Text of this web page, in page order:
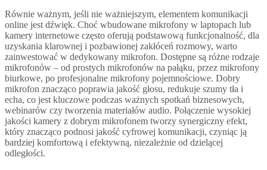
Równie ważnym, jeśli nie ważniejszym, elementem komunikacji
online jest dźwięk. Choć wbudowane mikrofony w laptopach lub
kamery internetowe często oferują podstawową funkcjonalność, dla
uzyskania klarownej i pozbawionej zakłóceń rozmowy, warto
zainwestować w dedykowany mikrofon. Dostępne są różne rodzaje
mikrofonów – od prostych mikrofonów na pałąku, przez mikrofony
biurkowe, po profesjonalne mikrofony pojemnościowe. Dobry
mikrofon znacząco poprawia jakość głosu, redukuje szumy tła i
echa, co jest kluczowe podczas ważnych spotkań biznesowych,
webinarów czy tworzenia materiałów audio. Połączenie wysokiej
jakości kamery z dobrym mikrofonem tworzy synergiczny efekt,
który znacząco podnosi jakość cyfrowej komunikacji, czyniąc ją
bardziej komfortową i efektywną, niezależnie od dzielącej
odległości.